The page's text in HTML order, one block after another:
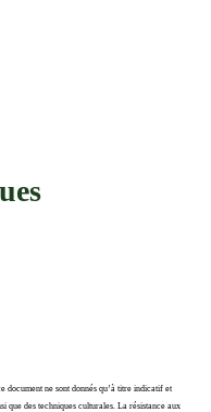
document ne sont donnés qu’à titre indicatif et
que des techniques culturales. La résistance aux